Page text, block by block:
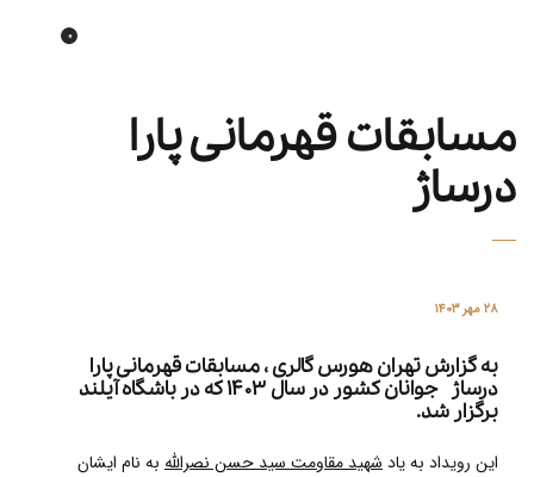
0
مسابقات قهرمانی پارا
درساژ
۲۸ مهر ۱۴۰۳
به گزارشتهران هورس گالری، مسابقات قهرمانی پارا
درساژ جوانان کشور در سال ۱۴۰۳ که در باشگاه آیلند
برگزار شد.
این رویداد به یادشهید مقاومت سید حسن نصرالله به نام ایشان